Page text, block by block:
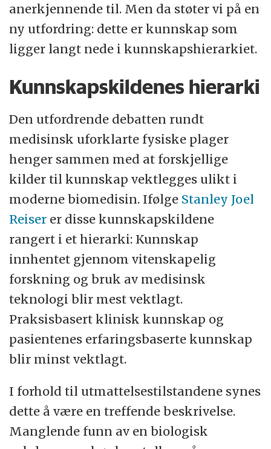
anerkjennende til. Men da støter vi på en
ny utfordring: dette er kunnskap som
ligger langt nede i kunnskapshierarkiet.
Kunnskapskildenes hierarki
Den utfordrende debatten rundt
medisinsk uforklarte fysiske plager
henger sammen med at forskjellige
kilder til kunnskap vektlegges ulikt i
moderne biomedisin. Ifølge Stanley Joel
Reiser er disse kunnskapskildene
rangert i et hierarki: Kunnskap
innhentet gjennom vitenskapelig
forskning og bruk av medisinsk
teknologi blir mest vektlagt.
Praksisbasert klinisk kunnskap og
pasientenes erfaringsbaserte kunnskap
blir minst vektlagt.
I forhold til utmattelsestilstandene synes
dette å være en treffende beskrivelse.
Manglende funn av en biologisk